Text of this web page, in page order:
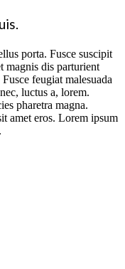
porta. Fusce suscipit
magnis dis parturient
feugiat malesuada
luctus a, lorem.
pharetra magna.
amet eros. Lorem ipsum